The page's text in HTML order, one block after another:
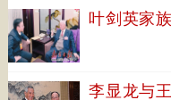
叶剑英家
李显龙与